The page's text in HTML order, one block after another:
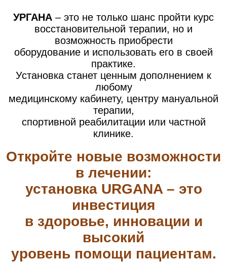
УРГАНА – это не только шанс пройти курс
восстановительной терапии, но и
возможность приобрести
оборудование и использовать его в своей
практике.
Установка станет ценным дополнением к
любому
медицинскому кабинету, центру мануальной
терапии,
спортивной реабилитации или частной
клинике.
Откройте новые возможности
в лечении:
установка URGANA – это
инвестиция
в здоровье, инновации и
высокий
уровень помощи пациентам.